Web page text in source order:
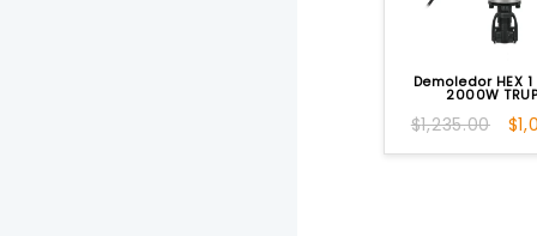
Demoledor HEX
2000W
$1,235.00
El
$